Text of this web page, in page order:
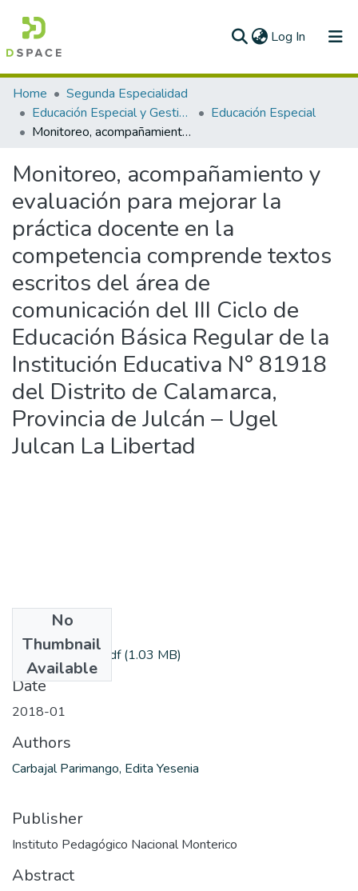
Log In (current)
Communities & Collections
All of DSpace
Home
Segunda Especialidad
Educación Especial y Gestión Escolar
Educación Especial
Monitoreo, acompañamiento y evaluación para mejorar la práctica docente en la competencia comprende textos escritos del área de comunicación del III Ciclo de Educación Básica Regular de la Institución Educativa N° 81918 del Distrito de Calamarca, Provincia de Julcán – Ugel Julcan La Libertad
Monitoreo, acompañamiento y
evaluación para mejorar la
práctica docente en la
competencia comprende textos
escritos del área de
comunicación del III Ciclo de
Educación Básica Regular de la
Institución Educativa N° 81918
del Distrito de Calamarca,
Provincia de Julcán – Ugel
Julcan La Libertad
No
Thumbnail
Available
CarbajalP_Edita.pdf(1.03 MB)
Date
2018-01
Authors
Carbajal Parimango, Edita Yesenia
Publisher
Instituto Pedagógico Nacional Monterico
Abstract